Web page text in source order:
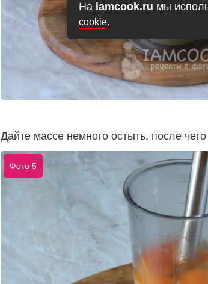
На iamcook.ru мы
cookie.
Дайте массе немного остыть, после
Фото 5